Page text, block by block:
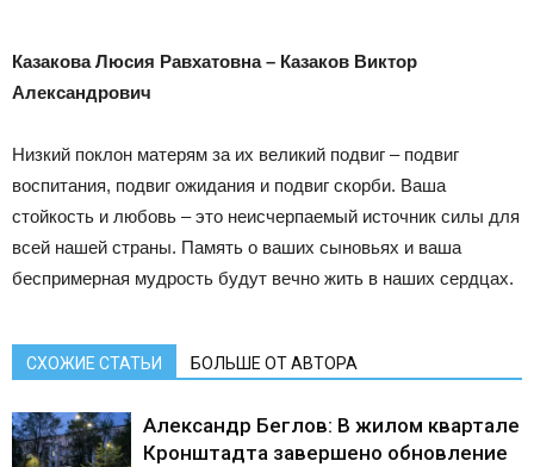
Казакова Люсия Равхатовна – Казаков Виктор
Александрович
Низкий поклон матерям за их великий подвиг – подвиг
воспитания, подвиг ожидания и подвиг скорби. Ваша
стойкость и любовь – это неисчерпаемый источник силы для
всей нашей страны. Память о ваших сыновьях и ваша
беспримерная мудрость будут вечно жить в наших сердцах.
СХОЖИЕ СТАТЬИ БОЛЬШЕ ОТ АВТОРА
Александр Беглов: В жилом квартале
Кронштадта завершено обновление